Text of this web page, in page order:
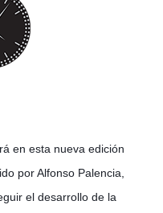
en esta nueva edición
por Alfonso Palencia,
el desarrollo de la